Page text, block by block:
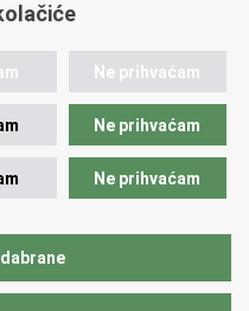
(Ministarstvo hrvatskih
Ne prihvaćam
Ne prihvaćam
Ne prihvaćam